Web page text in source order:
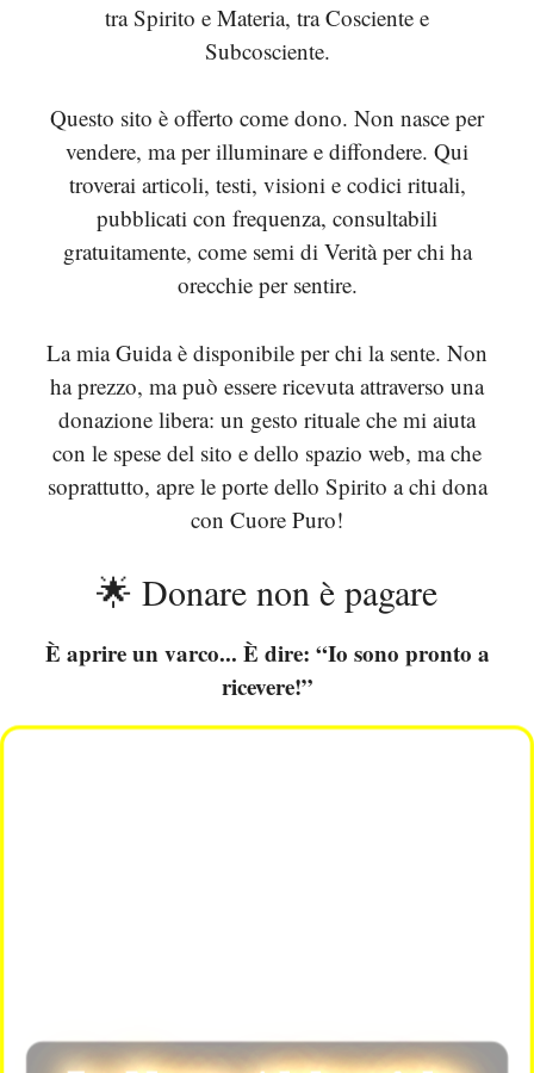
tra Spirito e Materia, tra Cosciente e
Subcosciente.
Questo sito è offerto come dono. Non nasce per
vendere, ma per illuminare e diffondere. Qui
troverai articoli, testi, visioni e codici rituali,
pubblicati con frequenza, consultabili
gratuitamente, come semi di Verità per chi ha
orecchie per sentire.
La mia Guida è disponibile per chi la sente. Non
ha prezzo, ma può essere ricevuta attraverso una
donazione libera: un gesto rituale che mi aiuta
con le spese del sito e dello spazio web, ma che
soprattutto, apre le porte dello Spirito a chi dona
con Cuore Puro!
🌟 Donare non è pagare
È aprire un varco... È dire: “Io sono pronto a
ricevere!”